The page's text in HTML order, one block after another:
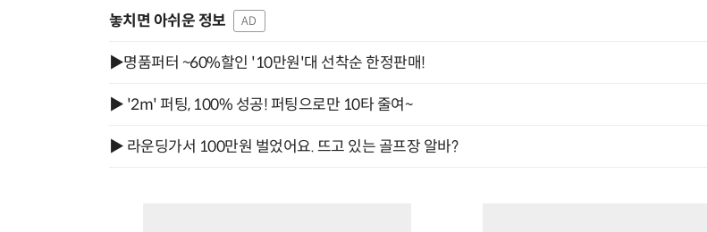
놓치면 아쉬운 정보 AD
▶명품퍼터 ~60%할인 '10만원'대 선착순 한정판매!
▶ '2m' 퍼팅, 100% 성공! 퍼팅으로만 10타 줄여~
▶ 라운딩가서 100만원 벌었어요. 뜨고 있는 골프장 알바?